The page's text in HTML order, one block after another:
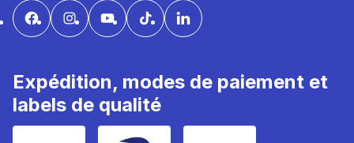
Expédition, modes de paiement et
labels de qualité